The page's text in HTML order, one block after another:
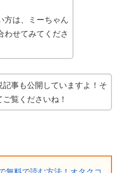
方は、ミーちゃん
わせてみてくださ
記事も公開していますよ！そ
覧くださいね！